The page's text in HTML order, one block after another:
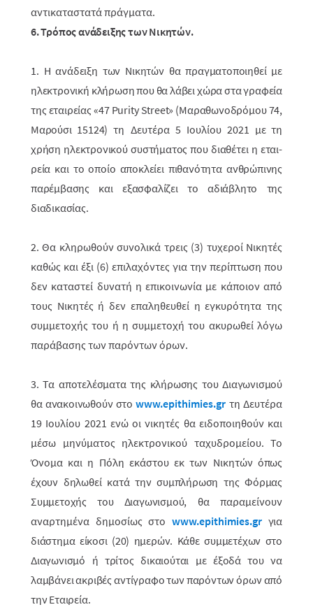
αντικαταστατά πράγματα.
6. Τρόπος ανάδειξης των Νικητών.
1. Η ανάδειξη των Νικητών θα πραγματοποιηθεί με
ηλεκτρονική κλήρωση που θα λάβει χώρα στα γραφεία
της εταιρείας «47 Purity Street» (Μαραθωνοδρόμου 74,
Μαρούσι 15124) τη Δευτέρα 5 Ιουλίου 2021 με τη
χρήση ηλεκτρο­νικού συστήματος που διαθέτει η εται­
ρεία και το οποίο αποκλείει πιθανό­τητα ανθρώ­πινης
παρέμβασης και εξασφαλίζει το αδιάβλητο της
διαδικασίας.
2. Θα κληρωθούν συνολικά τρεις (3) τυχεροί Νικητές
καθώς και έξι (6) επιλαχό­ντες για την περίπτωση που
δεν καταστεί δυνατή η επικοινωνία με κά­ποιον από
τους Νικητές ή δεν επαληθευθεί η εγκυρότητα της
συμμετοχής του ή η συμμετοχή του ακυρωθεί λόγω
παράβασης των παρόντων όρων.
3.Τα αποτελέσματα της κλήρωσης του Διαγωνισμού
θα ανακοινωθούν στοwww.epithimies.gr τη Δευτέρα
19 Ιουλίου 2021 ενώ οι νικητές θα ειδοποιηθούν και
μέσω μηνύματος ηλεκτρονικού ταχυδρομείου. Το
Όνομα και η Πόλη εκάστου εκ των Νικητών όπως
έχουν δηλωθεί κατά την συμπλήρωση της Φόρμας
Συμμετοχής του Διαγωνισμού, θα παραμείνουν
αναρτημένα δημοσίως στο www.epithimies.gr για
διάστημα είκοσι (20) ημερών. Κάθε συμμετέχων στο
Διαγωνισμό ή τρίτος δικαιούται με έξοδά του να
λαμβάνει ακριβές αντίγραφο των παρόντων όρων από
την Εταιρεία.